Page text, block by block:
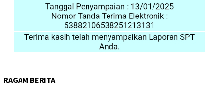
RAGAM BERITA